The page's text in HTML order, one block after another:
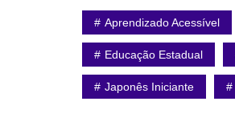
Aprendizado Acessível
Educação Estadual
Japonês Iniciante